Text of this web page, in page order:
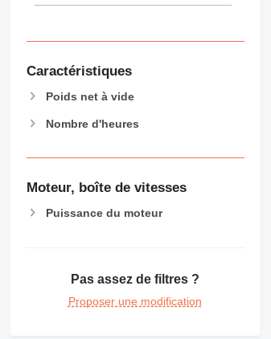
Caractéristiques
Poids net à vide
Nombre d'heures
Moteur, boîte de vitesses
Puissance du moteur
Pas assez de filtres ?
Proposer une modification